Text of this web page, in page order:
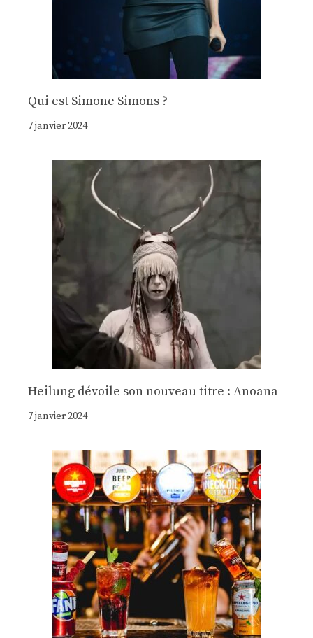
Qui est Simone Simons ?
7 janvier 2024
Heilung dévoile son nouveau titre : Anoana
7 janvier 2024